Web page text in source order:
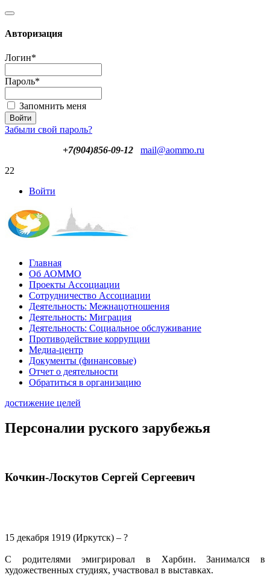
Авторизация
Логин*
Пароль*
Запомнить меня
Забыли свой пароль?
+7(904)856-09-12
mail@aommo.ru
22
Войти
Главная
Об АОММО
Проекты Ассоциации
Сотрудничество Ассоциации
Деятельность: Межнацотношения
Деятельность: Миграция
Деятельность: Социальное обслуживание
Противодействие коррупции
Медиа-центр
Документы (финансовые)
Отчет о деятельности
Обратиться в организацию
достижение целей
Персоналии руского зарубежья
Кочкин-Лоскутов Сергей Сергеевич
15 декабря 1919 (Иркутск) – ?
С родителями эмигрировал в Харбин. Занимался в
художественных студиях, участвовал в выставках.